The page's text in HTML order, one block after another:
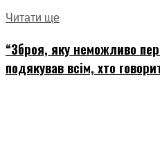
Читати ще
“Зброя, яку неможливо
подякував всім, хто